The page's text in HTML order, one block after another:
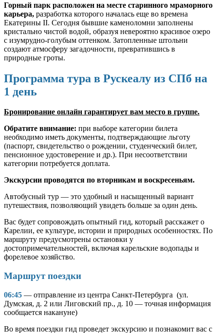
Горный парк расположен на месте старинного мраморного
карьера, разработка которого началась еще во времена
Екатерины II. Сегодня бывшие каменоломни заполнены
кристально чистой водой, образуя невероятно красивое озеро
с изумрудно-голубым оттенком. Затопленные штольни
создают атмосферу загадочности, превратившись в
природные гроты.
Программа тура в Рускеалу из СПб на
1 день
Бронирование онлайн гарантирует вам место в группе.
Обратите внимание: при выборе категории билета
необходимо иметь документы, подтверждающие льготу
(паспорт, свидетельство о рождении, студенческий билет,
пенсионное удостоверение и др.). При несоответствии
категории потребуется доплата.
Экскурсии проводятся по вторникам и воскресеньям.
Автобусный тур — это удобный и насыщенный вариант
путешествия, позволяющий увидеть больше за один день.
Вас будет сопровождать опытный гид, который расскажет о
Карелии, ее культуре, истории и природных особенностях. По
маршруту предусмотрены остановки у
достопримечательностей, включая карельские водопады и
форелевое хозяйство.
Маршрут поездки
06:45 — отправление из центра Санкт-Петербурга (ул.
Думская, д. 2 или Лиговский пр., д. 10 — точная информация
сообщается накануне)
Во время поездки гид проведет экскурсию и познакомит вас с